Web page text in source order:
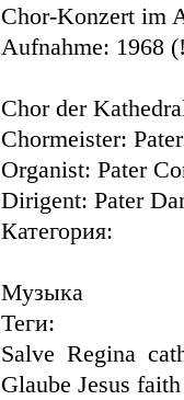
Chor-Konzert im
Aufnahme: 1968
Chor der
Chormeister:
Organist: Pater
Dirigent: Pater
Категория:
Музыка
Теги:
Salve Regina
Glaube Jesus